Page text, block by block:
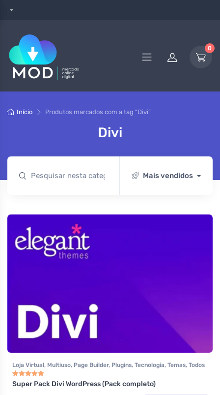
0
Início Produtos marcados com a tag “Divi”
Divi
Mais vendidos
Loja Virtual, Multiuso, Page Builder, Plugins, Tecnologia, Temas, Todos
os itens, Woocommerce
Avaliação
Super Pack Divi WordPress (Pack completo)